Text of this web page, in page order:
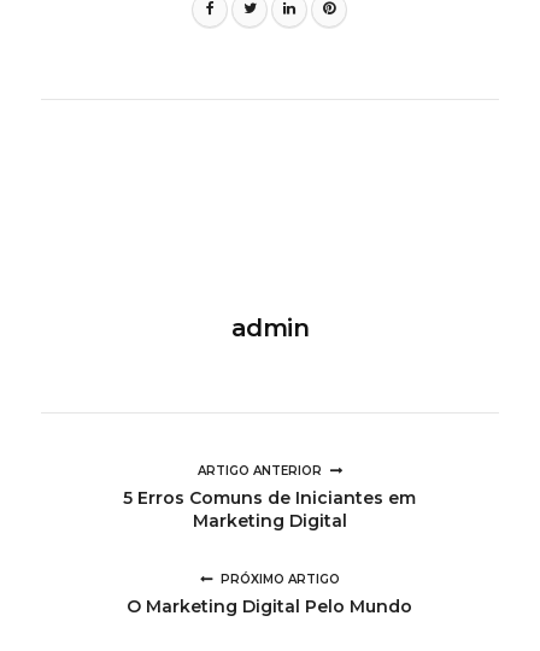
admin
ARTIGO ANTERIOR
5 Erros Comuns de Iniciantes em
Marketing Digital
PRÓXIMO ARTIGO
O Marketing Digital Pelo Mundo